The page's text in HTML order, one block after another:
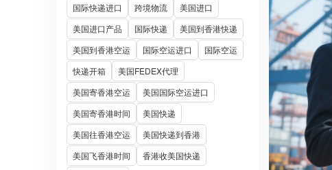
国际快递进口 跨境物流
美国进口
美国进口产品
国际快递
美国到香港快递
美国到香港空运
国际空运进口
国际空运
快递开箱
美国FEDEX代理
美国寄香港空运
美国国际空运进口
美国寄香港时间
美国快递
美国往香港空运
美国快递到香港
美国飞香港时间
香港收美国快递